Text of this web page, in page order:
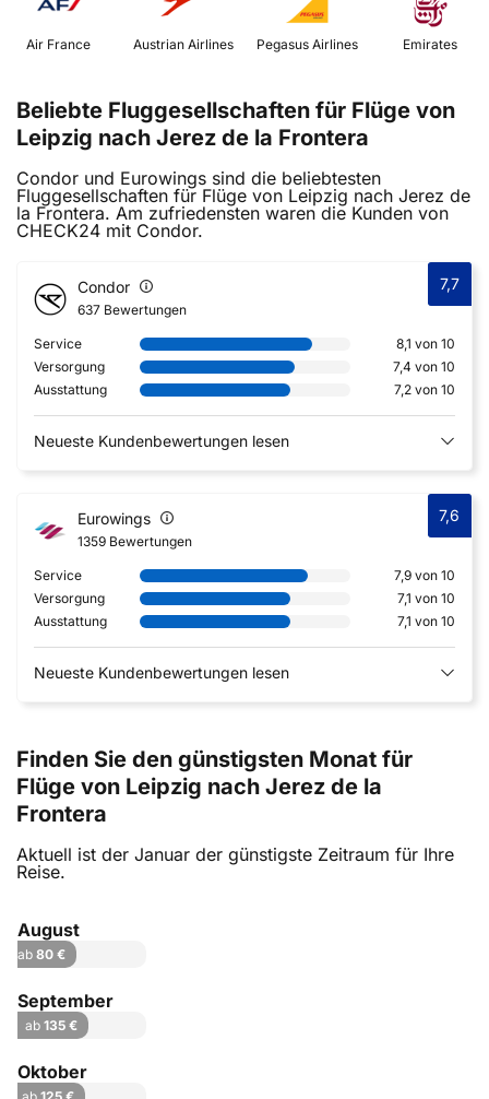
Air France Austrian Airlines Emirates
Beliebte Fluggesellschaften für Flüge von
Leipzig nach Jerez de la Frontera
Condor und Eurowings sind die beliebtesten
Fluggesellschaften für Flüge von Leipzig nach Jerez de
la Frontera. Am zufriedensten waren die Kunden von
CHECK24 mit Condor.
Condor
637 Bewertungen
7,7
Service
8,1 von 10
Versorgung
7,4 von 10
Ausstattung
7,2 von 10
Neueste Kundenbewertungen lesen
Eurowings
1359 Bewertungen
7,6
Service
7,9 von 10
Versorgung
7,1 von 10
Ausstattung
7,1 von 10
Neueste Kundenbewertungen lesen
Finden Sie den günstigsten Monat für
Flüge von Leipzig nach Jerez de la
Frontera
Aktuell ist der Januar der günstigste Zeitraum für Ihre
Reise.
August
ab 80 €
September
ab 135 €
Oktober
ab 125 €